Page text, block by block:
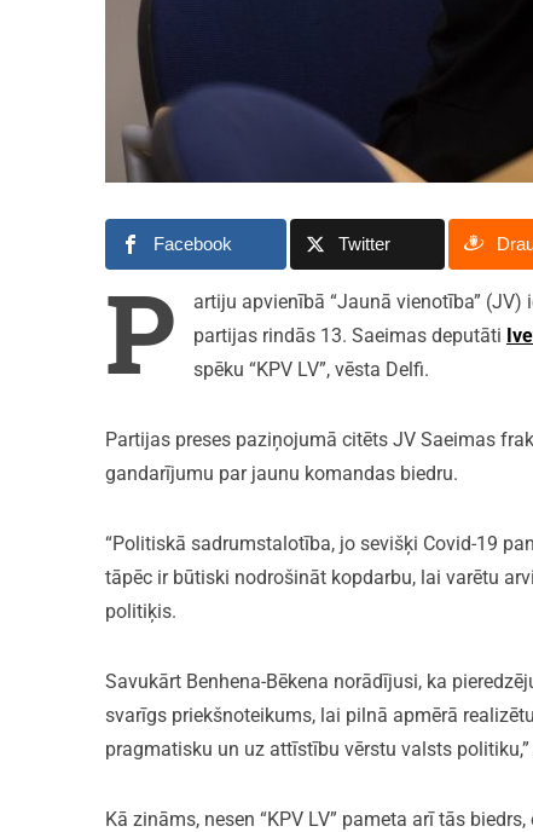
Facebook Twitter
P
artiju apvienībā “Jaunā vienotība”
partijas rindās 13. Saeimas deputāti
spēku “KPV LV”, vēsta Delfi.
Partijas preses paziņojumā citēts JV Saeimas
gandarījumu par jaunu komandas biedru.
“Politiskā sadrumstalotība, jo sevišķi Covid-19
tāpēc ir būtiski nodrošināt kopdarbu, lai varētu
politiķis.
Savukārt Benhena-Bēkena norādījusi, ka
svarīgs priekšnoteikums, lai pilnā apmērā
pragmatisku un uz attīstību vērstu valsts
Kā zināms, nesen “KPV LV” pameta arī tās